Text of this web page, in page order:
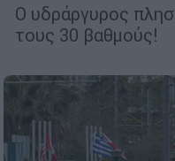
Ο υδράργυρος
τους 30 βαθμούς!